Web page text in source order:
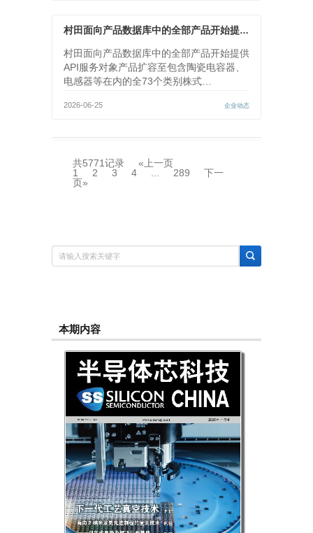
村田面向产品数据库中的全部产品开始提供API服务
村田面向产品数据库中的全部产品开始提供
API服务对象产品扩容至包含陶瓷电容器、
电感器等在内的全73个类别株式…
2026-06-25 企业动态
共5771记录
«上一页
1
2 3 4 289
下一
页»
本期内容